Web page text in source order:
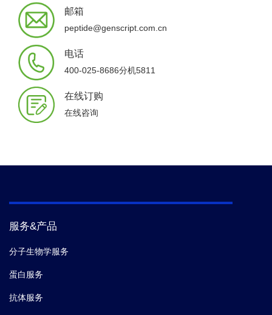
邮箱
peptide@genscript.com.cn
电话
400-025-8686分机5811
在线订购
在线咨询
服务&产品
分子生物学服务
蛋白服务
抗体服务